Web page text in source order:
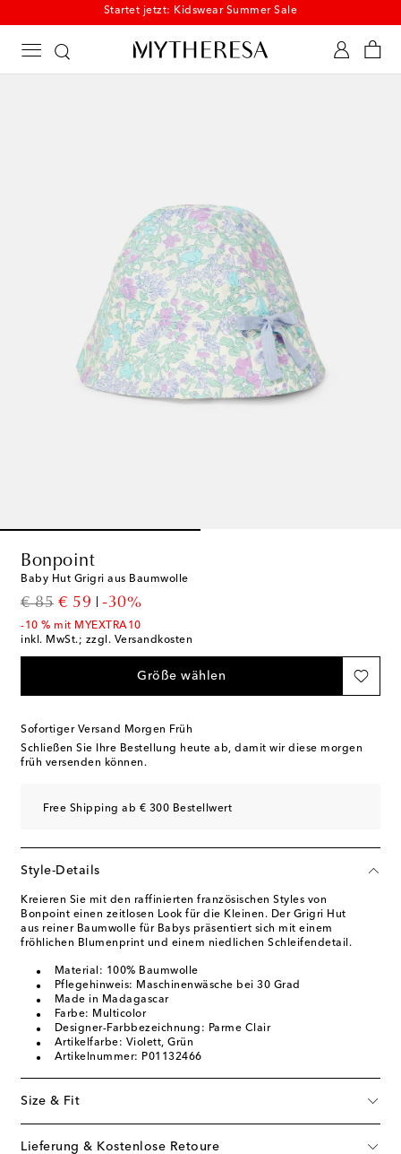
Startet jetzt: Kidswear Summer Sale
Bonpoint
Baby Hut Grigri aus Baumwolle
€ 85
original price
€ 59
discount price
-30%
-10 % mit MYEXTRA10
inkl. MwSt.; zzgl. Versandkosten
Größe wählen
Sofortiger Versand Morgen Früh
Schließen Sie Ihre Bestellung heute ab, damit wir diese morgen
früh versenden können.
Free Shipping ab € 300 Bestellwert
Style-Details
Kreieren Sie mit den raffinierten französischen Styles von
Bonpoint einen zeitlosen Look für die Kleinen. Der Grigri Hut
aus reiner Baumwolle für Babys präsentiert sich mit einem
fröhlichen Blumenprint und einem niedlichen Schleifendetail.
Material: 100% Baumwolle
Pflegehinweis: Maschinenwäsche bei 30 Grad
Made in Madagascar
Farbe: Multicolor
Designer-Farbbezeichnung: Parme Clair
Artikelfarbe: Violett, Grün
Artikelnummer: P01132466
Size & Fit
Lieferung & Kostenlose Retoure